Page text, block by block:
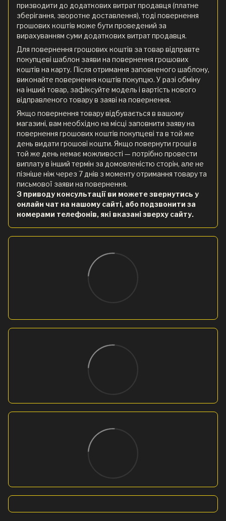
призводити до додаткових витрат продавця (платне
зберігання, зворотне доставлення), тоді повернення
грошових коштів може бути проведений за
вирахуванням суми додаткових витрат продавця.
Для повернення грошових коштів за товар відправте
покупцеві шаблон заяви на повернення грошових
коштів на карту. Після отримання заповненого шаблону,
виконайте повернення коштів покупцю. У разі обміну
на інший товар, зафіксуйте модель і вартість нового
відправленого товару в заяві на повернення.
Якщо повернення товару відбувається в вашому
магазині, вам необхідно на місці заповнити заяву на
повернення грошових коштів покупцеві та в той же
день видати грошові кошти. Якщо повернути гроші в
той же день немає можливості — потрібно провести
виплату в інший термін за домовленістю сторін, але не
пізніше ніж через 7 днів з моменту отримання товару та
письмової заяви на повернення.
З приводу консультації ви можете звернутись у
онлайн чат на нашому сайті, або подзвонити за
номерами телефонів, які вказані зверху сайту.